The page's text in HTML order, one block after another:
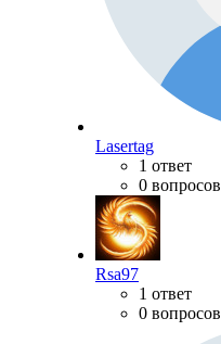
Lasertag
1 ответ
0 вопросов
Rsa97
1 ответ
0 вопросов